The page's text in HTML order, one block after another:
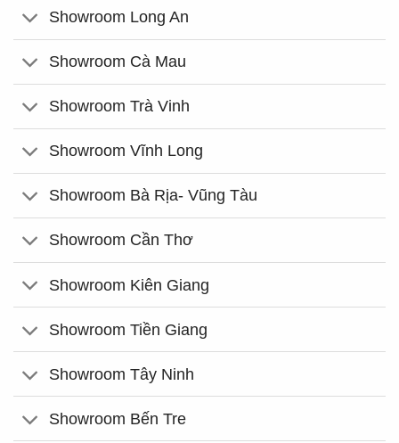
Showroom Long An
Showroom Cà Mau
Showroom Trà Vinh
Showroom Vĩnh Long
Showroom Bà Rịa- Vũng Tàu
Showroom Cần Thơ
Showroom Kiên Giang
Showroom Tiền Giang
Showroom Tây Ninh
Showroom Bến Tre